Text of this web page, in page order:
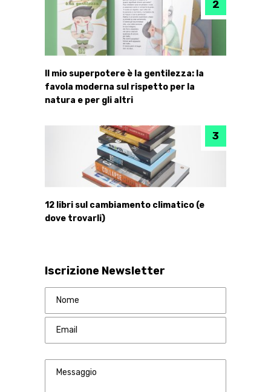
Il mio superpotere è la gentilezza: la
favola moderna sul rispetto per la
natura e per gli altri
12 libri sul cambiamento climatico (e
dove trovarli)
Iscrizione Newsletter